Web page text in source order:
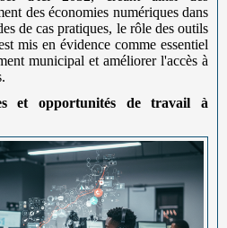
des économies numériques dans
de cas pratiques, le rôle des outils
mis en évidence comme essentiel
municipal et améliorer l'accès à
et opportunités de travail à